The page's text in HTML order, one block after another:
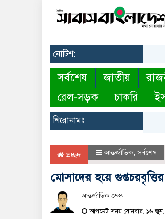
নোটিশ:
সর্বশেষ জাতীয়
রেল-সড়ক
চাকরি
শিরোনামঃ
প্রচ্ছদ আন্তর্জাতিক,সর্বশেষ
মোসাদের হয়ে
আন্তর্জাতিক ডেস্ক
আপডেট সময় সোমবার, ১৬